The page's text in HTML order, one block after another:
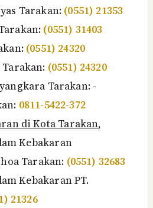
Tarakan: (0551) 21353
(0551) 31403
(0551) 24320
(0551) 24320
Tarakan: -
0811-5422-372
di Kota Tarakan,
Kebakaran
Tarakan: (0551) 32683
Kebakaran PT.
21326